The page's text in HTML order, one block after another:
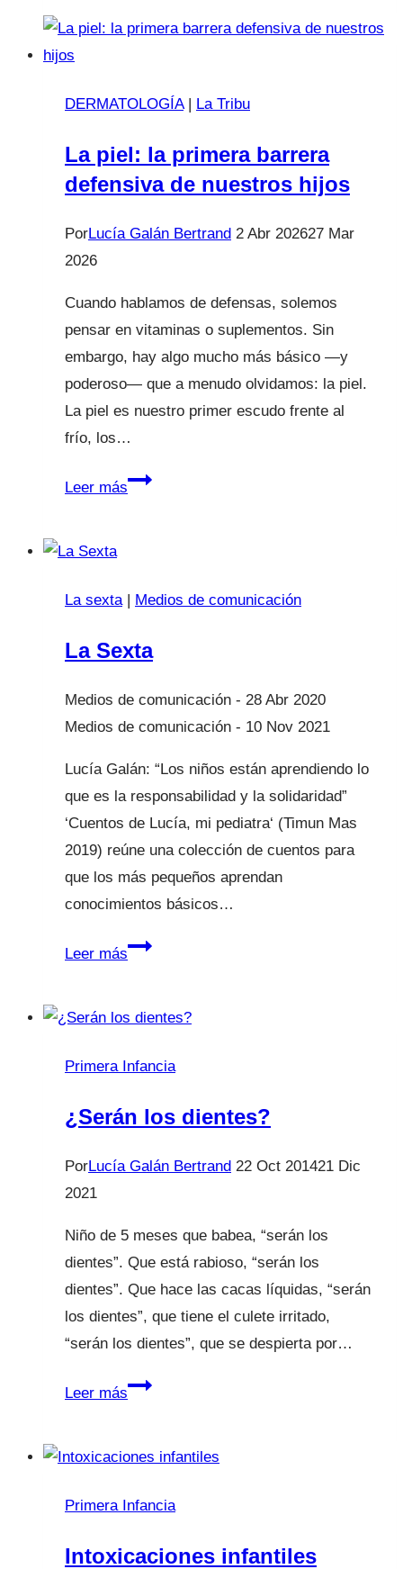
de
DERMATOLOGÍA| La Tribu
La piel: la primera barrera
defensiva de nuestros hijos
PorLucía Galán Bertrand 2 Abr 202627 Mar
2026
Cuando hablamos de defensas, solemos
pensar en vitaminas o suplementos. Sin
embargo, hay algo mucho más básico —y
poderoso— que a menudo olvidamos: la piel.
La piel es nuestro primer escudo frente al
frío, los…
Leer másLa
defensiva
de
hijos
La sexta| Medios de comunicación
La Sexta
28 Abr 2020
10 Nov 2021
Lucía Galán: “Los niños están aprendiendo lo
que es la responsabilidad y la solidaridad”
‘Cuentos de Lucía, mi pediatra‘ (Timun Mas
2019) reúne una colección de cuentos para
que los más pequeños aprendan
conocimientos básicos…
Leer másLa
Primera Infancia
¿Serán los dientes?
PorLucía Galán Bertrand 22 Oct 201421 Dic
2021
Niño de 5 meses que babea, “serán los
dientes”. Que está rabioso, “serán los
dientes”. Que hace las cacas líquidas, “serán
los dientes”, que tiene el culete irritado,
“serán los dientes”, que se despierta por…
Leer más¿Serán
Primera Infancia
Intoxicaciones infantiles